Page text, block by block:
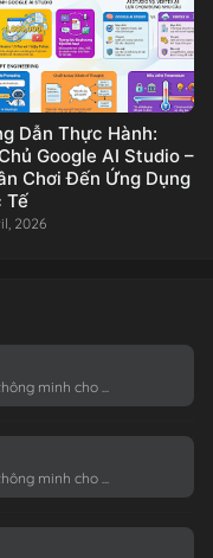
Dẫn Thực Hành:
Google AI Studio –
Chơi Đến Ứng Dụng
Tế
2026
minh cho ...
minh cho ...